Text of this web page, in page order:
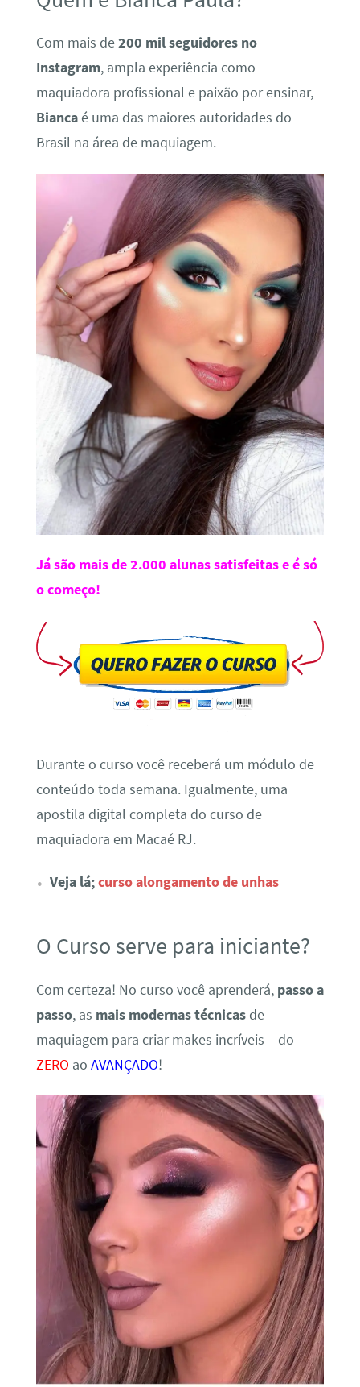
Com mais de200 mil seguidores no
Instagram, ampla experiência como
maquiadora profissional e paixão por ensinar,
Biancaé uma das maiores autoridades do
Brasil na área de maquiagem.
Já são mais de 2.000 alunas satisfeitas e é só
o começo!
Durante o curso você receberá um módulo de
conteúdo toda semana. Igualmente, uma
apostila digital completa do curso de
maquiadora em Macaé RJ.
Veja lá;curso alongamento de unhas
O Curso serve para iniciante?
Com certeza! No curso você aprenderá, passo a
passo, as mais modernas técnicasde
maquiagem para criar makes incríveis – do
ZERO ao AVANÇADO!